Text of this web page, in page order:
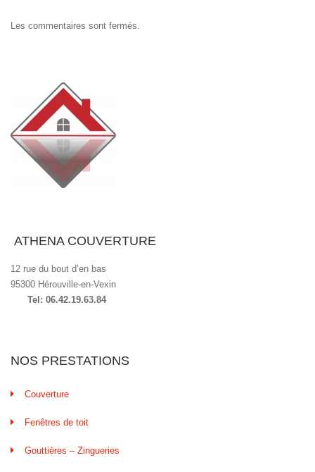
Les commentaires sont fermés.
ATHENA COUVERTURE
12 rue du bout d’en bas
95300 Hérouville-en-Vexin
Tel: 06.42.19.63.84
NOS PRESTATIONS
Couverture
Fenêtres de toit
Gouttières – Zingueries